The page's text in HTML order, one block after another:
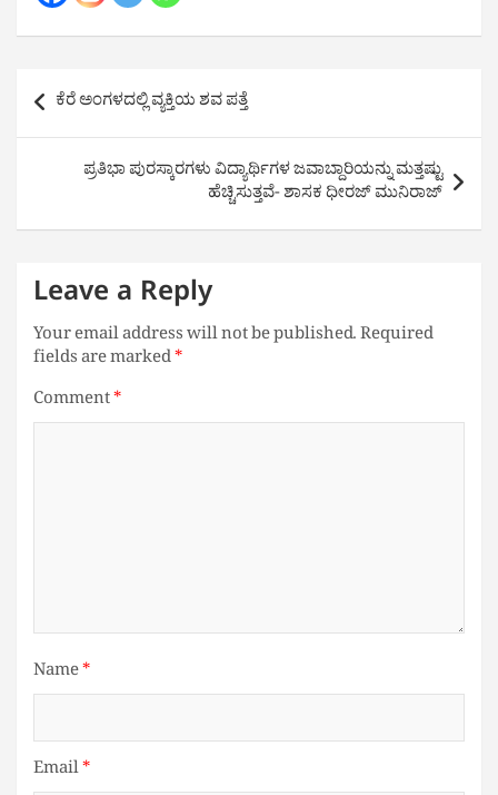
Post
navigation
ಕೆರೆ ಅಂಗಳದಲ್ಲಿ ವ್ಯಕ್ತಿಯ ಶವ ಪತ್ತೆ
ಪ್ರತಿಭಾ ಪುರಸ್ಕಾರಗಳು ವಿದ್ಯಾರ್ಥಿಗಳ ಜವಾಬ್ದಾರಿಯನ್ನು ಮತ್ತಷ್ಟು
ಹೆಚ್ಚಿಸುತ್ತವೆ- ಶಾಸಕ‌ ಧೀರಜ್ ಮುನಿರಾಜ್
Leave a Reply
Your email address will not be published.Required
fields are marked*
Comment*
Name*
Email*